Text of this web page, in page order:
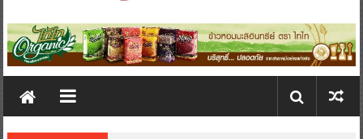
thailandinsidenew.com
Thailand
New